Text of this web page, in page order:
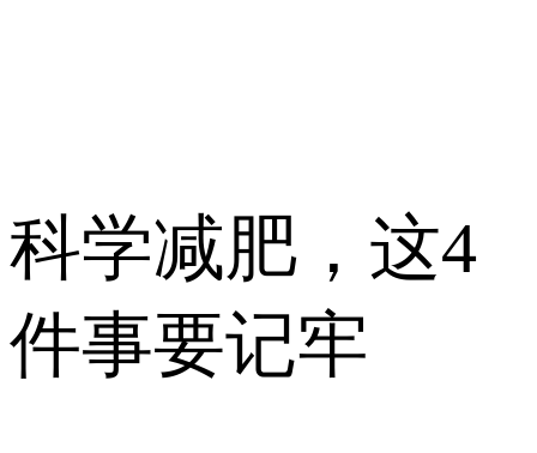
科学减肥，这4
件事要记牢